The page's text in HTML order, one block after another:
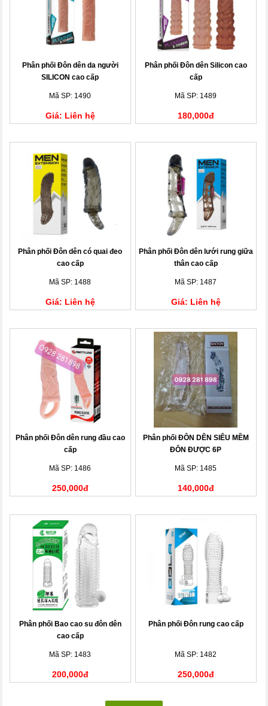
Phân phối Đôn dên da người
SILICON cao cấp
Mã SP: 1490
Giá: Liên hệ
Phân phối Đôn dên Silicon cao
cấp
Mã SP: 1489
180,000đ
Phân phối Đôn dên có quai đeo
cao cấp
Mã SP: 1488
Giá: Liên hệ
Phân phối Đôn dên lưới rung giữa
thân cao cấp
Mã SP: 1487
Giá: Liên hệ
Phân phối Đôn dên rung đầu cao
cấp
Mã SP: 1486
250,000đ
Phân phối ĐÔN DÊN SIÊU MỀM
ĐÔN ĐƯỢC 6P
Mã SP: 1485
140,000đ
Phân phối Bao cao su đôn dên
cao cấp
Mã SP: 1483
200,000đ
Phân phối Đôn rung cao cấp
Mã SP: 1482
250,000đ